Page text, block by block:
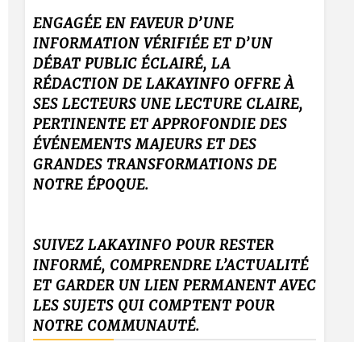
ENGAGÉE EN FAVEUR D’UNE
INFORMATION VÉRIFIÉE ET D’UN
DÉBAT PUBLIC ÉCLAIRÉ, LA
RÉDACTION DE LAKAYINFO OFFRE À
SES LECTEURS UNE LECTURE CLAIRE,
PERTINENTE ET APPROFONDIE DES
ÉVÉNEMENTS MAJEURS ET DES
GRANDES TRANSFORMATIONS DE
NOTRE ÉPOQUE.
SUIVEZ LAKAYINFO POUR RESTER
INFORMÉ, COMPRENDRE L’ACTUALITÉ
ET GARDER UN LIEN PERMANENT AVEC
LES SUJETS QUI COMPTENT POUR
NOTRE COMMUNAUTÉ.